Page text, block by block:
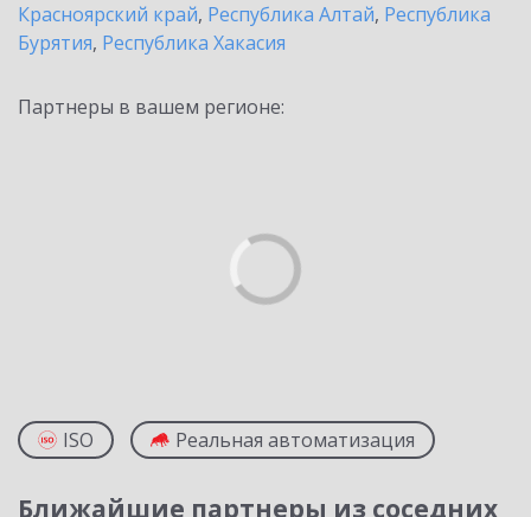
Красноярский край, Республика Алтай, Республика
Бурятия, Республика Хакасия
Партнеры в вашем регионе:
ISO Реальная автоматизация
Ближайшие партнеры из соседних